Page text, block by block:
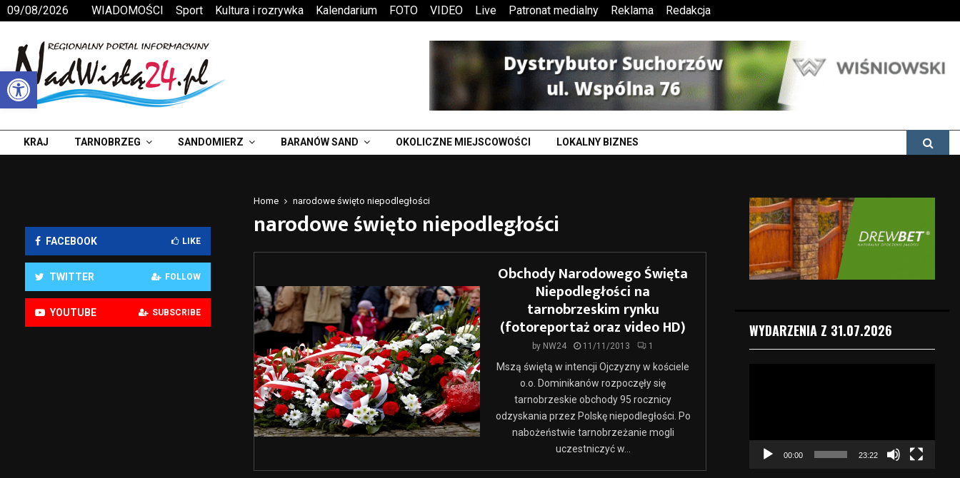
Otwórz pasek narzędzi
09/08/2026 WIADOMOŚCI Sport Kultura i rozrywka Kalendarium FOTO VIDEO Live Patronat medialny Reklama Redakcja
KRAJ TARNOBRZEG SANDOMIERZ BARANÓW SAND OKOLICZNE MIEJSCOWOŚCI LOKALNY BIZNES
Home narodowe święto niepodległości
narodowe święto niepodległości
Obchody Narodowego Święta
Niepodległości na
tarnobrzeskim rynku
(fotoreportaż oraz video HD)
by NW24 11/11/2013 1
Mszą świętą w intencji Ojczyzny w kościele
o.o. Dominikanów rozpoczęły się
tarnobrzeskie obchody 95 rocznicy
odzyskania przez Polskę niepodległości. Po
nabożeństwie tarnobrzeżanie mogli
uczestniczyć w...
FACEBOOK LIKE
TWITTER FOLLOW
YOUTUBE SUBSCRIBE
WYDARZENIA Z 31.07.2026
00:00 23:22